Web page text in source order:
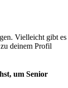
Vielleicht gibt es
deinem Profil
um Senior